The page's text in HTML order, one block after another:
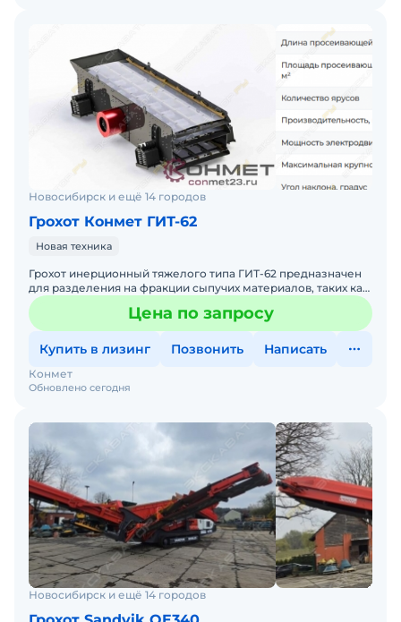
Новосибирск и ещё 14 городов
Грохот Конмет ГИТ-62
Новая техника
Грохот инерционный тяжелого типа ГИТ-62 предназначен
для разделения на фракции сыпучих материалов, таких как
щебень, гравий и руды, с максимальной крупностью ку
Цена по запросу
Купить в лизинг Позвонить Написать
Обновлено сегодня
Конмет
Новосибирск и ещё 14 городов